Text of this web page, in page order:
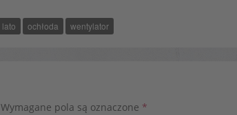
lato ochłoda wentylator
Wymagane pola są oznaczone *